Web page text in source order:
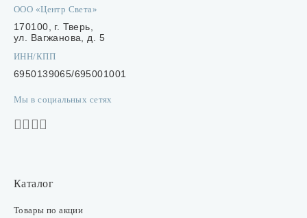
ООО «Центр Света»
170100, г. Тверь,
ул. Вагжанова, д. 5
ИНН/КПП
6950139065/695001001
Мы в социальных сетях
Каталог
Товары по акции